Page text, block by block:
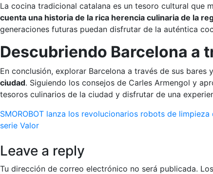
La cocina tradicional catalana es un tesoro cultural que
cuenta una historia de la rica herencia culinaria de la
generaciones futuras puedan disfrutar de la auténtica
Descubriendo Barcelona a
En conclusión, explorar Barcelona a través de sus
ciudad. Siguiendo los consejos de Carles Armengol y
tesoros culinarios de la ciudad y disfrutar de una
Navegación
de
entradas
SMOROBOT lanza los revolucionarios robots de
serie Valor
Leave a reply
Tu dirección de correo electrónico no será publicada.